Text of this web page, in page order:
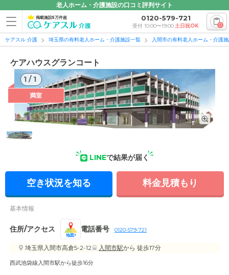
老人ホーム・介護施設の口コミ評判サイト
掲載施設5万件超 0120-579-721
受付 10:00〜19:00土日祝OK 0
ケアスル 介護 埼玉県の有料老人ホーム・介護施設一覧 入間市の有料老人ホーム・介護
ケアハウスグランコート
1 / 1
1/1
満室
LINEで結果が届く
空き状況を知る 料金見積もり
基本情報
住所/アクセス
地図
電話番号 0120-579-721
埼玉県入間市高倉5-2-12 入間市駅から 徒歩17分
西武池袋線入間市駅から徒歩16分